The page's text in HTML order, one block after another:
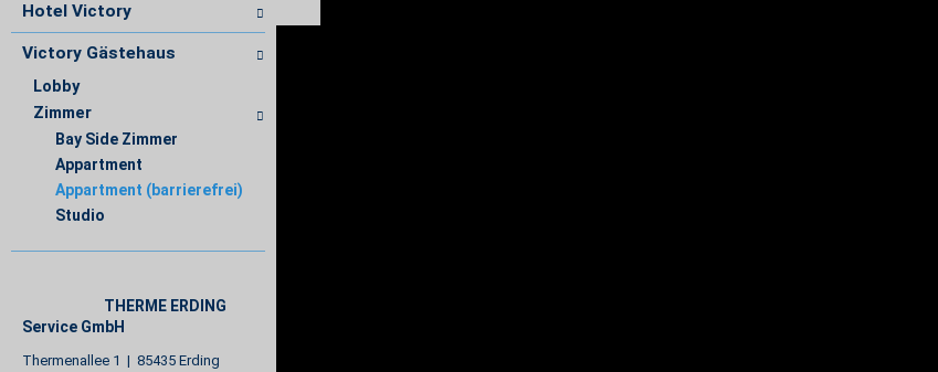
Hotel Victory
Victory Gästehaus
Lobby
Zimmer
Bay Side Zimmer
Appartment
Appartment (barrierefrei)
Studio
THERME ERDING
Service GmbH
Thermenallee 1 | 85435 Erding